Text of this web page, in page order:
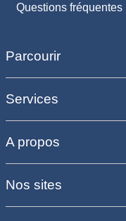
Questions fréquentes
Parcourir
Services
A propos
Nos sites